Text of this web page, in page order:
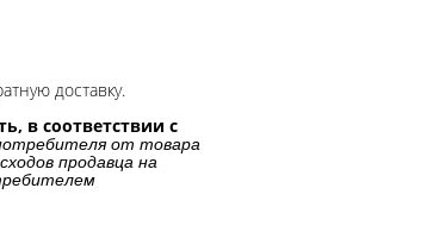
доставку.
в соответствии с
от товара
продавца на